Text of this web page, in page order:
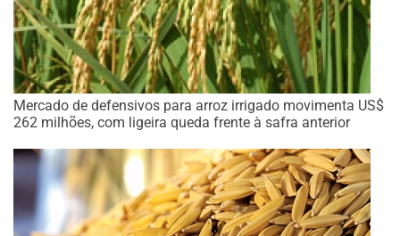
Mercado de defensivos para arroz irrigado movimenta US$
262 milhões, com ligeira queda frente à safra anterior